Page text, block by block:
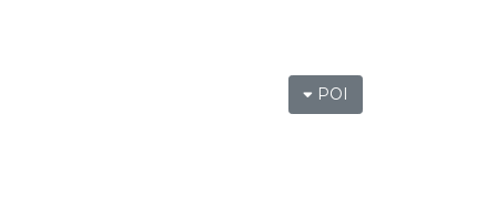
POI